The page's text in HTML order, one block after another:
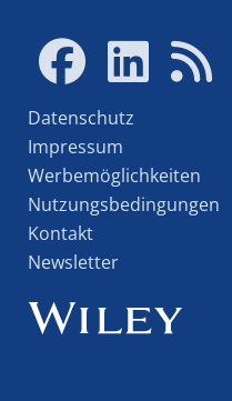
Datenschutz
Impressum
Werbemöglichkeiten
Nutzungsbedingungen
Kontakt
Newsletter